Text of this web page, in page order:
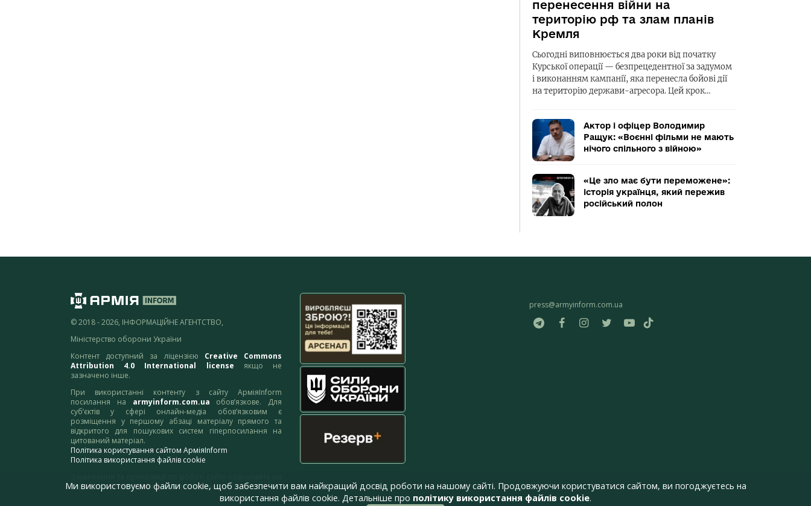
перенесення війни на
територію рф та злам планів
Кремля
Сьогодні виповнюється два роки від початку
Курської операції — безпрецедентної за задумом
і виконанням кампанії, яка перенесла бойові дії
на територію держави-агресора. Цей крок…
Актор і офіцер Володимир
Ращук: «Воєнні фільми не мають
нічого спільного з війною»
«Це зло має бути переможене»:
історія українця, який пережив
російський полон
© 2018 - 2026, ІНФОРМАЦІЙНЕ АГЕНТСТВО,
Міністерство оборони України
Контент доступний за ліцензією Creative Commons
Attribution 4.0 International license якщо не
зазначено інше.
При використанні контенту з сайту АрміяInform
посилання на armyinform.com.ua обов’язкове. Для
суб’єктів у сфері онлайн-медіа обов’язковим є
розміщення у першому абзаці матеріалу прямого та
відкритого для пошукових систем гіперпосилання на
цитований матеріал.
Політика користування сайтом АрміяInform
Політика використання файлів cookie
адресу:webmaster@armyinform.com.ua
press@armyinform.com.ua
Ми використовуємо файли cookie, щоб забезпечити вам найкращий досвід роботи на нашому сайті. Продовжуючи користуватися сайтом, ви погоджуєтесь на
використання файлів cookie. Детальніше про політику використання файлів cookie.